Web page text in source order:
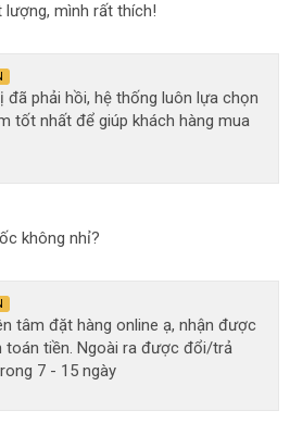
lượng, mình rất thích!
đã phải hồi, hệ thống luôn lựa chọn
tốt nhất để giúp khách hàng mua
không nhỉ?
tâm đặt hàng online ạ, nhận được
toán tiền. Ngoài ra được đổi/trả
7 - 15 ngày